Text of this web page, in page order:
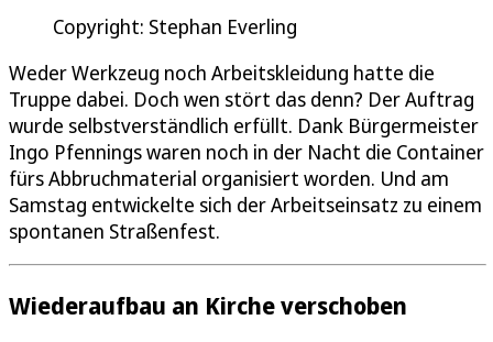
Copyright: Stephan Everling
Weder Werkzeug noch Arbeitskleidung hatte die
Truppe dabei. Doch wen stört das denn? Der Auftrag
wurde selbstverständlich erfüllt. Dank Bürgermeister
Ingo Pfennings waren noch in der Nacht die Container
fürs Abbruchmaterial organisiert worden. Und am
Samstag entwickelte sich der Arbeitseinsatz zu einem
spontanen Straßenfest.
Wiederaufbau an Kirche verschoben